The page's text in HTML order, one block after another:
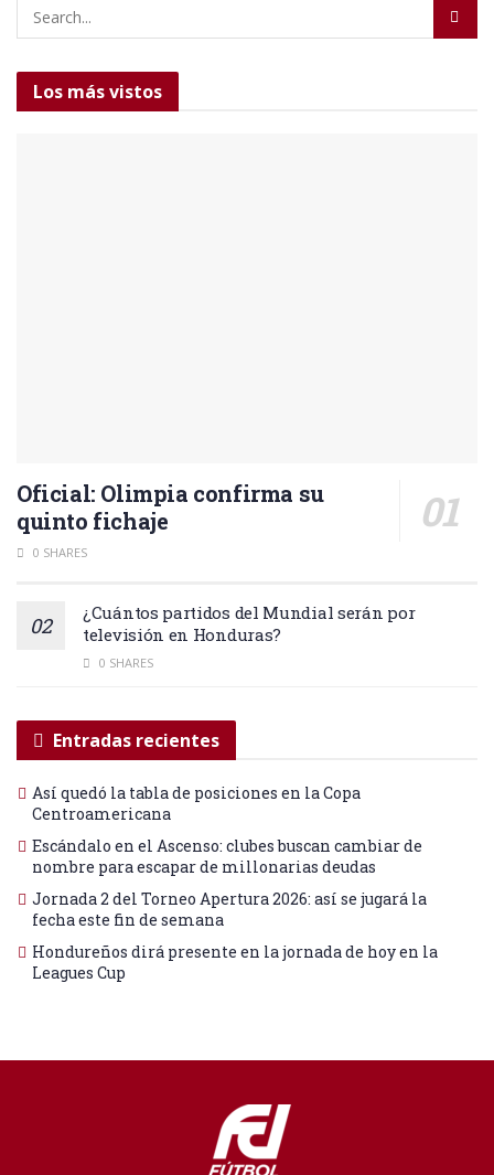
Los más vistos
Oficial: Olimpia confirma su
quinto fichaje
0 SHARES
¿Cuántos partidos del Mundial serán por
televisión en Honduras?
0 SHARES
Entradas recientes
Así quedó la tabla de posiciones en la Copa
Centroamericana
Escándalo en el Ascenso: clubes buscan cambiar de
nombre para escapar de millonarias deudas
Jornada 2 del Torneo Apertura 2026: así se jugará la
fecha este fin de semana
Hondureños dirá presente en la jornada de hoy en la
Leagues Cup